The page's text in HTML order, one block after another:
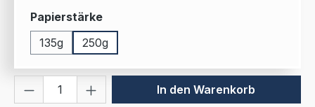
Papierstärkeauswählen
135g
250g
Produkt Anzahl: Gib denIn den Warenkorb